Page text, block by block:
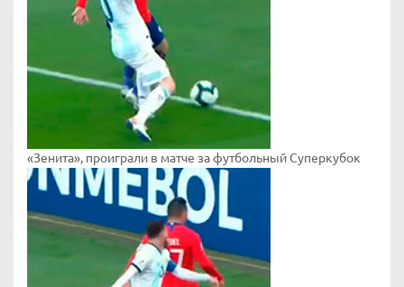
«Зенита», проиграли в матче за футбольный Суперкубок